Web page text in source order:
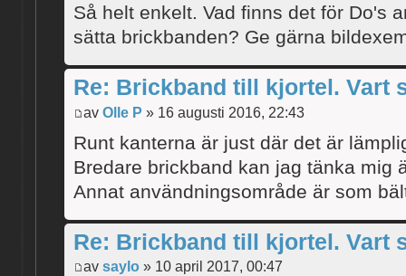
Så helt enkelt. Vad finns det för Do's
sätta brickbanden? Ge gärna
Re: Brickband till kjortel. Vart
av Olle P » 16 augusti 2016, 22:43
Runt kanterna är just där det är
Bredare brickband kan jag tänka mig
Annat användningsområde är som
Re: Brickband till kjortel. Vart
av saylo » 10 april 2017, 00:47